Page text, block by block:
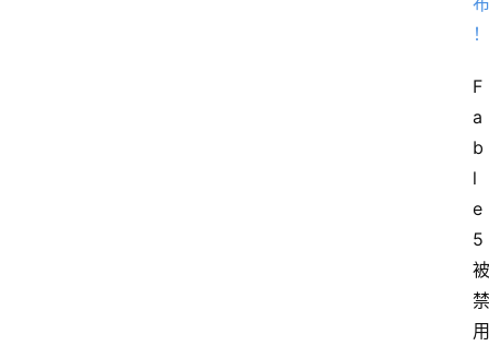
F
a
b
l
e
5
被
禁
用